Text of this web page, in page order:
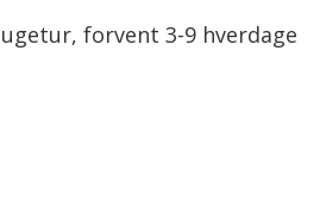
forvent 3-9 hverdage